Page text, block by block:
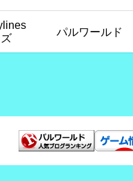
パルワールド